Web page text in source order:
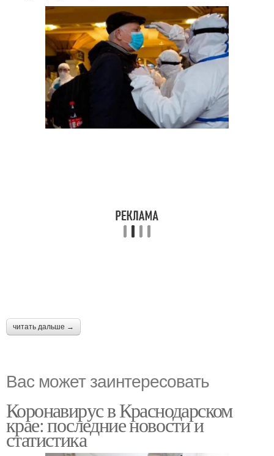
читать дальше →
Вас может заинтересовать
Коронавирус в Краснодарском
крае: последние новости и
статистика